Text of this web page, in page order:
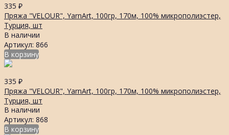
335 ₽
Пряжа "VELOUR", YarnArt, 100гр, 170м, 100% микрополиэстер,
Турция, шт
В наличии
Артикул: 866
В корзину
335 ₽
Пряжа "VELOUR", YarnArt, 100гр, 170м, 100% микрополиэстер,
Турция, шт
В наличии
Артикул: 868
В корзину